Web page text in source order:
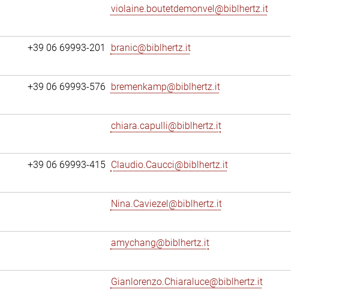
violaine.boutetdemonvel@biblhertz.it
+39 06 69993-201 branic@biblhertz.it
+39 06 69993-576 bremenkamp@biblhertz.it
chiara.capulli@biblhertz.it
+39 06 69993-415 Claudio.Caucci@biblhertz.it
Nina.Caviezel@biblhertz.it
amychang@biblhertz.it
Gianlorenzo.Chiaraluce@biblhertz.it